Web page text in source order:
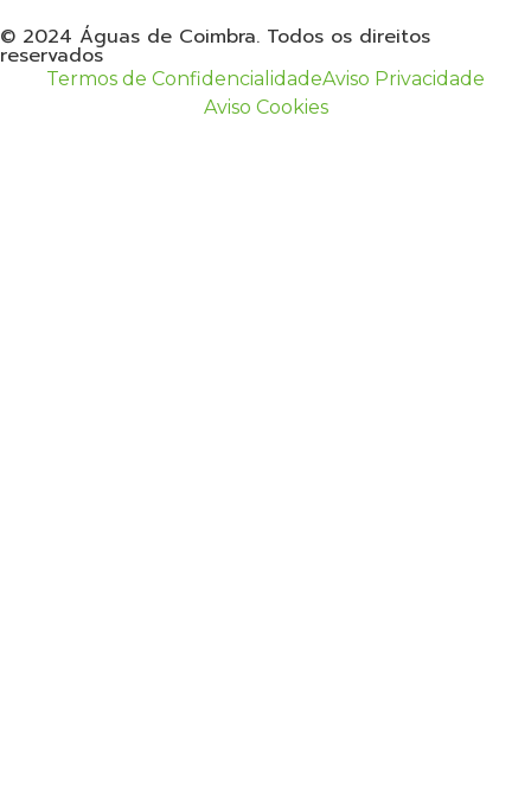
© 2024 Águas de Coimbra. Todos os direitos
reservados
Termos de ConfidencialidadeAviso Privacidade
Aviso Cookies